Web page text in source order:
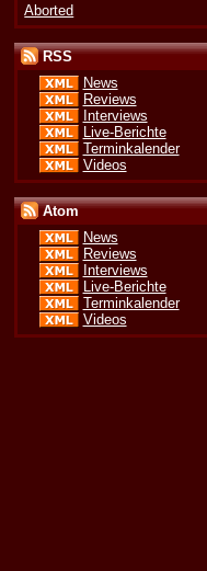
Aborted
RSS
News
Reviews
Interviews
Live-Berichte
Terminkalender
Videos
Atom
News
Reviews
Interviews
Live-Berichte
Terminkalender
Videos